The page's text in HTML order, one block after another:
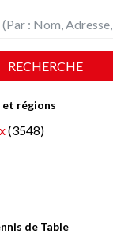
RECHERCHE
régions
(3548)
de Table